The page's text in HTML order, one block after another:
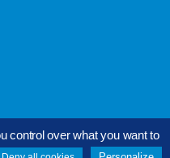
control over what you want to